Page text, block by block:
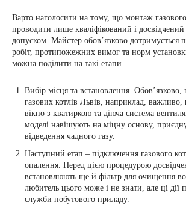
Варто наголосити на тому, що монтаж
проводити лише кваліфікований і досвідчений
допуском. Майстер обов’язково дотримується
робіт, протипожежних вимог та норм
можна поділити на такі етапи.
Вибір місця та встановлення.
газових котлів Львів, наприклад,
вікно з кватиркою та діюча система
моделі навішують на міцну основу,
відведення чадного газу.
Наступний етап – підключення газового
опалення. Перед цією процедурою
встановлюють ще й фільтр для очищення
любитель цього може і не знати, але ці дії
служби побутового приладу.